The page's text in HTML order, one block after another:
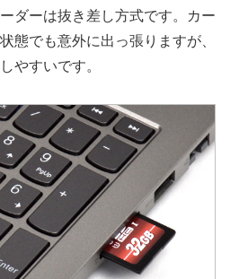
ダーは抜き差し方式です。カー
態でも意外に出っ張りますが、
やすいです。